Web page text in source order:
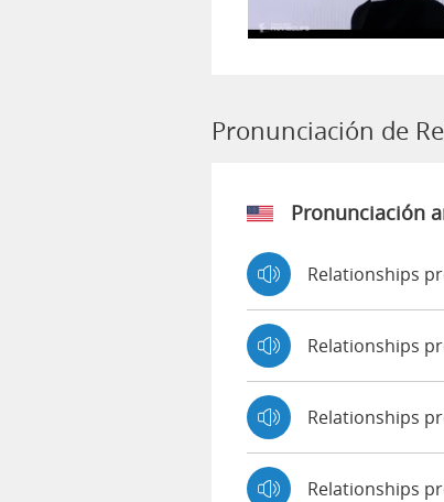
Pronunciación de
Pronunciación
Relationships
Relationships
Relationships
Relationships